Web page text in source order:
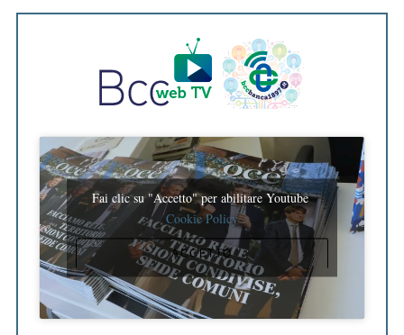
Fai clic su "Accetto" per abilitare Youtube
Cookie Policy
ACCETTO